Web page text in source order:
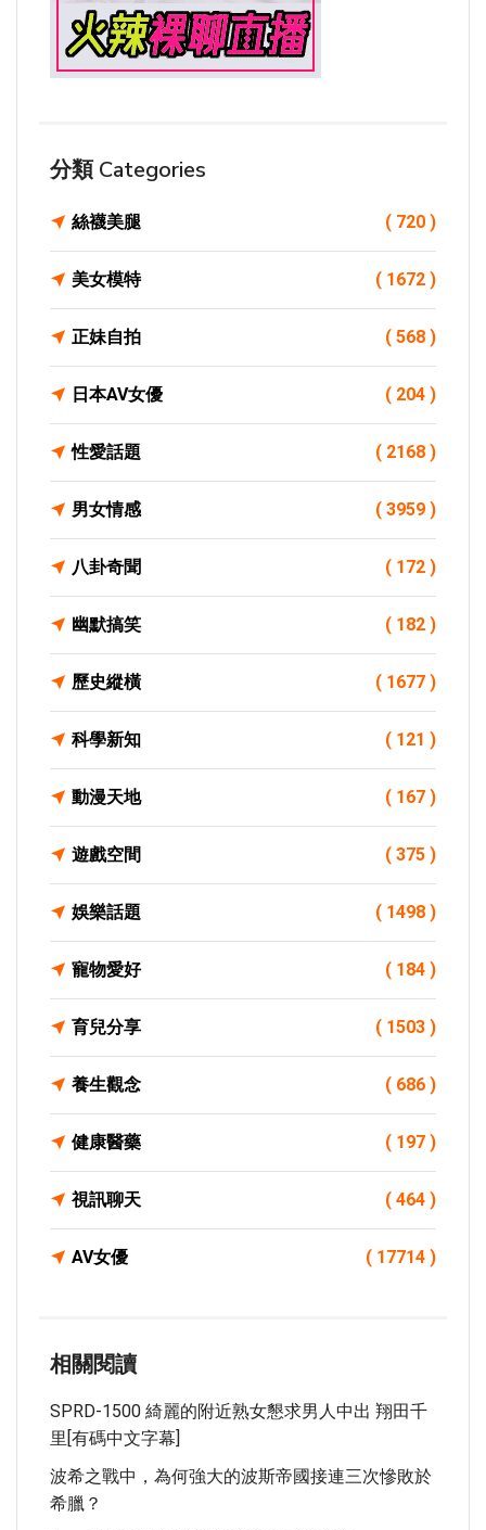
分類 Categories
絲襪美腿 ( 720 )
美女模特 ( 1672 )
正妹自拍 ( 568 )
日本AV女優 ( 204 )
性愛話題 ( 2168 )
男女情感 ( 3959 )
八卦奇聞 ( 172 )
幽默搞笑 ( 182 )
歷史縱橫 ( 1677 )
科學新知 ( 121 )
動漫天地 ( 167 )
遊戲空間 ( 375 )
娛樂話題 ( 1498 )
寵物愛好 ( 184 )
育兒分享 ( 1503 )
養生觀念 ( 686 )
健康醫藥 ( 197 )
視訊聊天 ( 464 )
AV女優 ( 17714 )
相關閱讀
SPRD-1500 綺麗的附近熟女懇求男人中出 翔田千
里[有碼中文字幕]
波希之戰中，為何強大的波斯帝國接連三次慘敗於
希臘？